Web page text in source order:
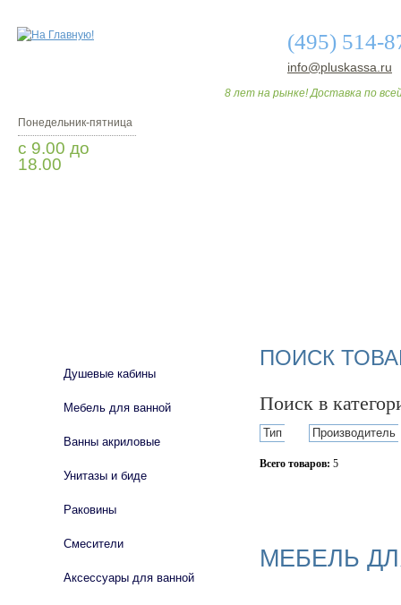
(495) 514-
info@pluskassa.ru
8 лет на рынке! Доставка по
Понедельник-пятница
с 9.00 до
18.00
ПОИСК
Поиск в
Тип Производитель
Всего товаров: 5
МЕБЕЛЬ
Душевые кабины
Мебель для ванной
Ванны акриловые
Унитазы и биде
Раковины
Смесители
Аксессуары для ванной